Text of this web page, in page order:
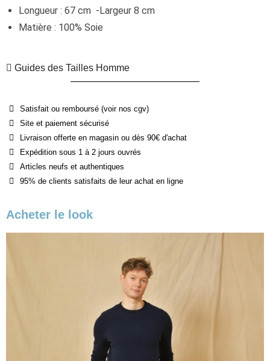
Longueur : 67 cm  -Largeur 8 cm
Matière : 100% Soie
Guides des Tailles Homme
Satisfait ou remboursé (voir nos cgv)
Site et paiement sécurisé
Livraison offerte en magasin ou dès 90€ d'achat
Expédition sous 1 à 2 jours ouvrés
Articles neufs et authentiques
95% de clients satisfaits de leur achat en ligne
Acheter le look